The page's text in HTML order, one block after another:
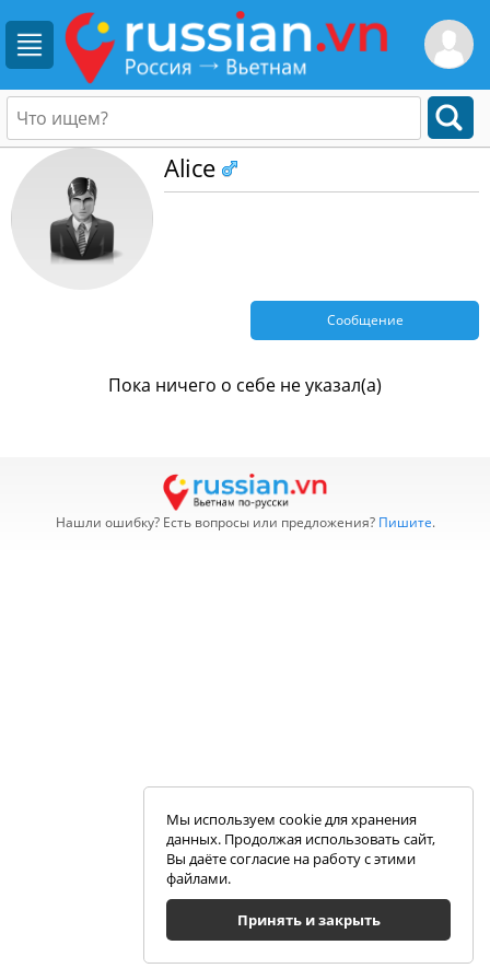
Alice
Сообщение
Пока ничего о себе не указал(а)
Нашли ошибку? Есть вопросы или предложения? Пишите.
Мы используем cookie для хранения
данных. Продолжая использовать сайт,
Вы даёте согласие на работу с этими
файлами.
Принять и закрыть